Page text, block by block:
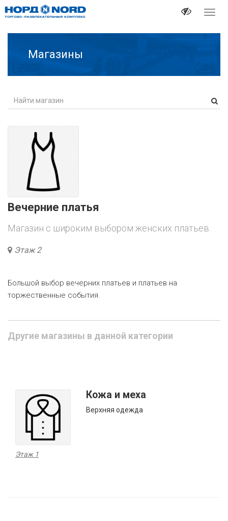
Магазины
Вечерние платья
Магазин с широким выбором женских платьев.
Этаж 2
Большой выбор вечерних платьев и платьев на
торжественные события.
Другие магазины в данной категории
Кожа и меха
Верхняя одежда
Этаж 1